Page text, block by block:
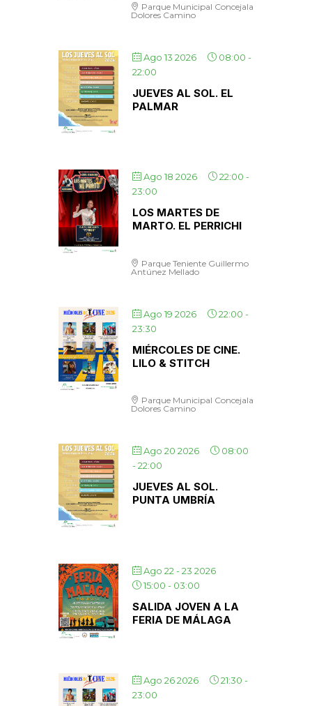
Parque Municipal Concejala
Dolores Camino
Ago 13 2026 08:00 -
22:00
JUEVES AL SOL. EL
PALMAR
Ago 18 2026 22:00 -
23:00
LOS MARTES DE
MARTO. EL PERRICHI
Parque Teniente Guillermo
Antúnez Mellado
Ago 19 2026 22:00 -
23:30
MIÉRCOLES DE CINE.
LILO & STITCH
Parque Municipal Concejala
Dolores Camino
Ago 20 2026
08:00
-22:00
JUEVES AL SOL.
PUNTA UMBRÍA
Ago 22 - 23 2026
15:00 - 03:00
SALIDA JOVEN A LA
FERIA DE MÁLAGA
Ago 26 2026 21:30 -
23:00